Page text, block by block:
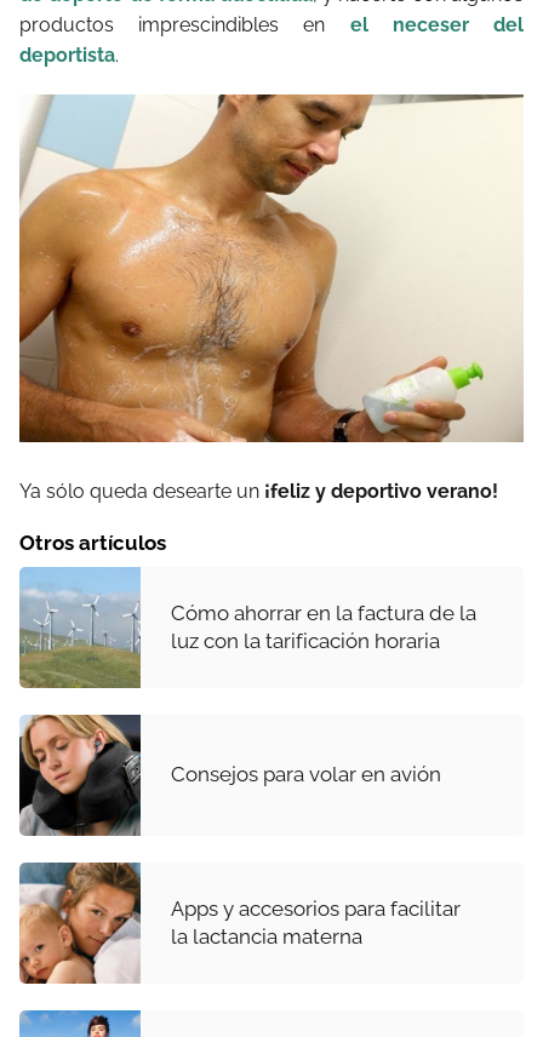
productos imprescindibles en el neceser del
deportista.
Ya sólo queda desearte un ¡feliz y deportivo verano!
Otros artículos
Cómo ahorrar en la factura de la
luz con la tarificación horaria
Consejos para volar en avión
Apps y accesorios para facilitar
la lactancia materna